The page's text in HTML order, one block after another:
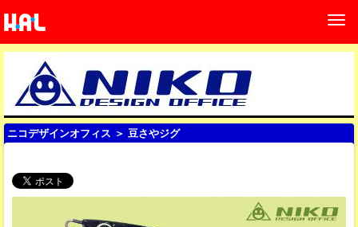
ニコデザインオフィス ＞ 豆さやジグ